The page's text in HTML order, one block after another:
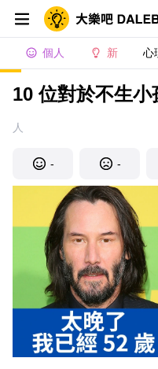
個人 新 心
10 位對於不生
人
- -